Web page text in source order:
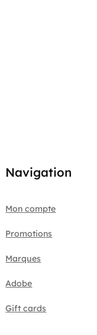
Navigation
Mon compte
Promotions
Marques
Adobe
Gift cards